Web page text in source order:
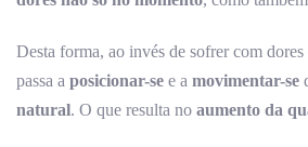
Desta forma, ao invés de sofrer com
passa a posicionar-se e a movimentar-se
natural. O que resulta no aumento da